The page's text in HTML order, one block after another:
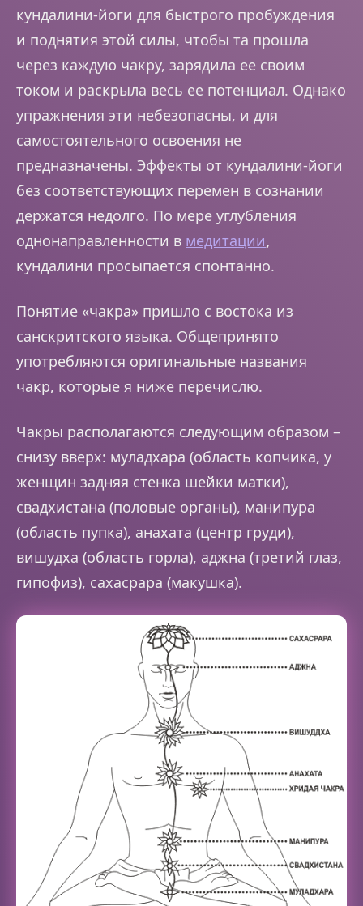
кундалини-йоги для быстрого пробуждения
и поднятия этой силы, чтобы та прошла
через каждую чакру, зарядила ее своим
током и раскрыла весь ее потенциал. Однако
упражнения эти небезопасны, и для
самостоятельного освоения не
предназначены. Эффекты от кундалини-йоги
без соответствующих перемен в сознании
держатся недолго. По мере углубления
однонаправленности в медитации,
кундалини просыпается спонтанно.
Понятие «чакра» пришло с востока из
санскритского языка. Общепринято
употребляются оригинальные названия
чакр, которые я ниже перечислю.
Чакры располагаются следующим образом –
снизу вверх: муладхара (область копчика, у
женщин задняя стенка шейки матки),
свадхистана (половые органы), манипура
(область пупка), анахата (центр груди),
вишудха (область горла), аджна (третий глаз,
гипофиз), сахасрара (макушка).